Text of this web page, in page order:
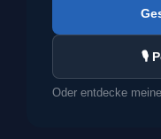
🎙
Oder entdecke